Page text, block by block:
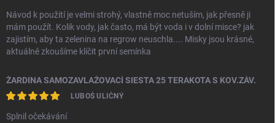
Návod k použití je velmi strohý, vlastně moc netuším, jak přesně ji
mám použít. Kolik vody, jak často, má být voda i v dolní misce? jak
zajistím, aby ta zelenina na regrow neuschla.... Misky jsou krásné,
aktuálně zkoušíme klíčit první semínka
ŽARDINA SAMOZAVLAŽOVACÍ SIESTA 25 TERAKOTA S KOV.ZÁV.
LUBOŠ ULIČNÝ
Splnil očekávání